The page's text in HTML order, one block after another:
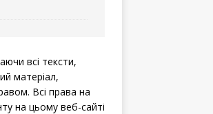
всі тексти,
матеріал,
Всі права на
на цьому веб-сайті